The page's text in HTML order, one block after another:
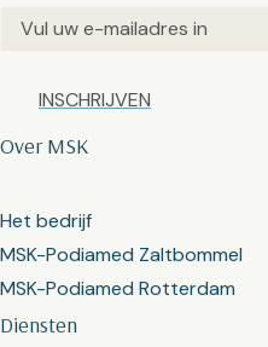
Diensten
Over MSK
Het bedrijf
MSK-Podiamed Zaltbommel
MSK-Podiamed Rotterdam
Email(Vereist)
Captcha